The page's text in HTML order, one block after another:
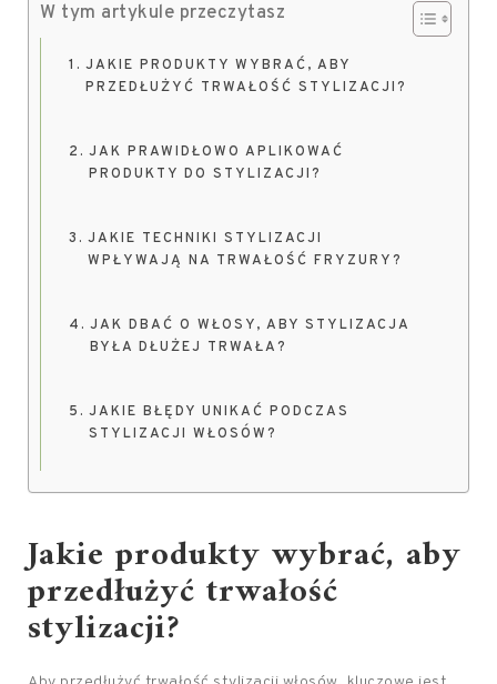
W tym artykule przeczytasz
JAKIE PRODUKTY WYBRAĆ, ABY
PRZEDŁUŻYĆ TRWAŁOŚĆ STYLIZACJI?
JAK PRAWIDŁOWO APLIKOWAĆ
PRODUKTY DO STYLIZACJI?
JAKIE TECHNIKI STYLIZACJI
WPŁYWAJĄ NA TRWAŁOŚĆ FRYZURY?
JAK DBAĆ O WŁOSY, ABY STYLIZACJA
BYŁA DŁUŻEJ TRWAŁA?
JAKIE BŁĘDY UNIKAĆ PODCZAS
STYLIZACJI WŁOSÓW?
Jakie produkty wybrać, aby
przedłużyć trwałość
stylizacji?